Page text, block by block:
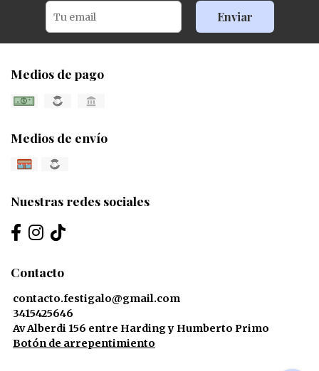
Enviar
Medios de pago
Medios de envío
Nuestras redes sociales
Contacto
contacto.festigalo@gmail.com
3415425646
Av Alberdi 156 entre Harding y Humberto Primo
Botón de arrepentimiento